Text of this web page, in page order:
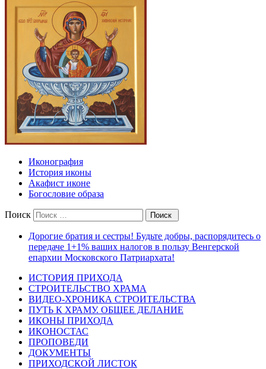
Иконография
История иконы
Акафист иконе
Богословие образа
Поиск
Дорогие братия и сестры! Будьте добры, распорядитесь о
передаче 1+1% ваших налогов в пользу Венгерской
епархии Московского Патриархата!
ИСТОРИЯ ПРИХОДА
СТРОИТЕЛЬСТВО ХРАМА
ВИДЕО-ХРОНИКА СТРОИТЕЛЬСТВА
ПУТЬ К ХРАМУ. ОБЩЕЕ ДЕЛАНИЕ
ИКОНЫ ПРИХОДА
ИКОНОСТАС
ПРОПОВЕДИ
ДОКУМЕНТЫ
ПРИХОДСКОЙ ЛИСТОК